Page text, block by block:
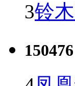
3铃
150476